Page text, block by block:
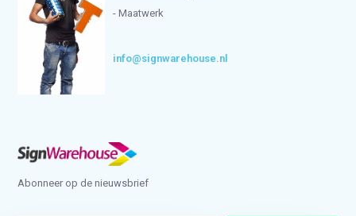
- Maatwerk
info@signwarehouse.nl
Abonneer op de nieuwsbrief